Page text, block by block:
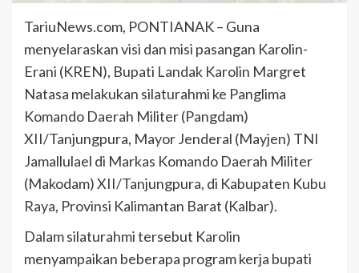
TariuNews.com, PONTIANAK – Guna
menyelaraskan visi dan misi pasangan Karolin-
Erani (KREN), Bupati Landak Karolin Margret
Natasa melakukan silaturahmi ke Panglima
Komando Daerah Militer (Pangdam)
XII/Tanjungpura, Mayor Jenderal (Mayjen) TNI
Jamallulael di Markas Komando Daerah Militer
(Makodam) XII/Tanjungpura, di Kabupaten Kubu
Raya, Provinsi Kalimantan Barat (Kalbar).
Dalam silaturahmi tersebut Karolin
menyampaikan beberapa program kerja bupati